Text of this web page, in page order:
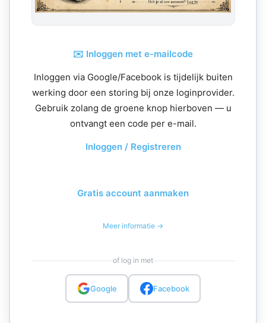
✉️ Inloggen met e-mailcode
Inloggen via Google/Facebook is tijdelijk buiten
werking door een storing bij onze loginprovider.
Gebruik zolang de groene knop hierboven — u
ontvangt een code per e-mail.
Inloggen / Registreren
Gratis account aanmaken
Meer informatie →
of log in met
Google Facebook